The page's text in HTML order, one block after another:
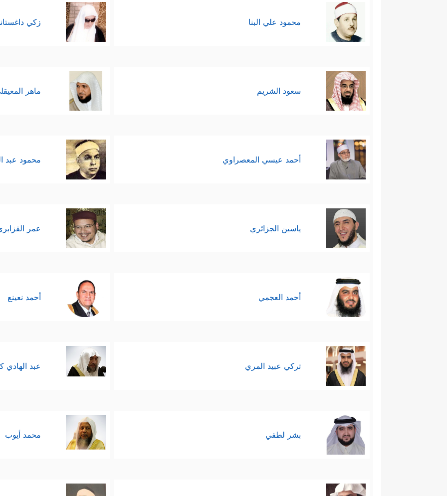
محمود علي البنا زكي
سعود الشريم ماهر
أحمد عيسي المعصراوي محمود عبد
ياسين الجزائري عمر
أحمد العجمي أحمد نعينع
تركي عبيد المري عبد الهادي
بشر لطفي محمد أيوب